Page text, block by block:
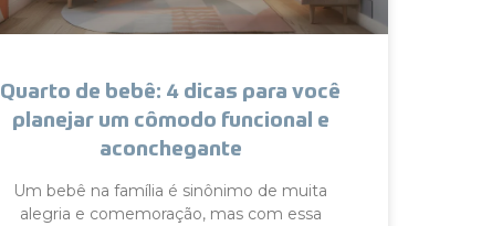
Quarto de bebê: 4 dicas para você
planejar um cômodo funcional e
aconchegante
Um bebê na família é sinônimo de muita
alegria e comemoração, mas com essa